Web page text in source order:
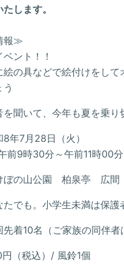
します。
報≫
ント！！
絵の具などで絵付けをして
を聞いて、今年も夏を乗り
8年7月28日（火）
30分～午前11時00分
けぼの山公園 柏泉亭 広間
たでも。小学生未満は保護
先着10名（ご家族の同伴者
円（税込）/ 風鈴1個